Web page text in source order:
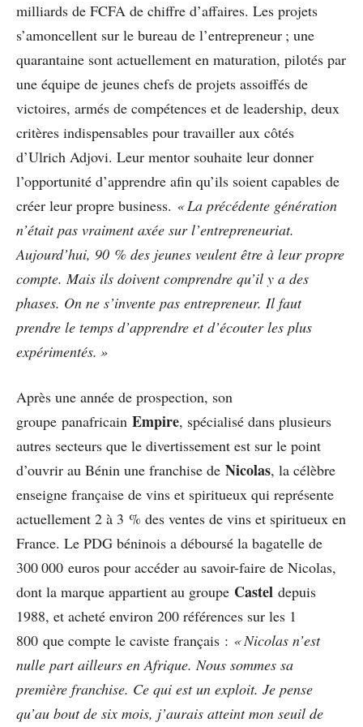
milliards de FCFA de chiffre d’affaires. Les projets
s’amoncellent sur le bureau de l’entrepreneur ; une
quarantaine sont actuellement en maturation, pilotés par
une équipe de jeunes chefs de projets assoiffés de
victoires, armés de compétences et de leadership, deux
critères indispensables pour travailler aux côtés
d’Ulrich Adjovi. Leur mentor souhaite leur donner
l’opportunité d’apprendre afin qu’ils soient capables de
créer leur propre business. « La précédente génération
n’était pas vraiment axée sur l’entrepreneuriat.
Aujourd’hui, 90 % des jeunes veulent être à leur propre
compte. Mais ils doivent comprendre qu’il y a des
phases. On ne s’invente pas entrepreneur. Il faut
prendre le temps d’apprendre et d’écouter les plus
expérimentés. »
Après une année de prospection, son
groupe panafricain Empire, spécialisé dans plusieurs
autres secteurs que le divertissement est sur le point
d’ouvrir au Bénin une franchise de Nicolas, la célèbre
enseigne française de vins et spiritueux qui représente
actuellement 2 à 3 % des ventes de vins et spiritueux en
France. Le PDG béninois a déboursé la bagatelle de
300 000 euros pour accéder au savoir-faire de Nicolas,
dont la marque appartient au groupe Castel depuis
1988, et acheté environ 200 références sur les 1
800 que compte le caviste français : « Nicolas n’est
nulle part ailleurs en Afrique. Nous sommes sa
première franchise. Ce qui est un exploit. Je pense
qu’au bout de six mois, j’aurais atteint mon seuil de